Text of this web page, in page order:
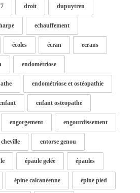
droit dupuytren
echauffement
écoles écran ecrans
endométriose
endométriose et ostéopathie
enfant osteopathe
engorgement engourdissement
entorse genou
épaule gelée épaules
épine calcanéenne épine pied